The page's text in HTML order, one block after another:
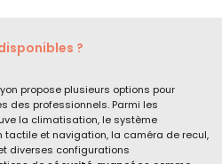
?
propose plusieurs options pour
des professionnels. Parmi les
la climatisation, le système
tactile et navigation, la caméra de recul,
diverses configurations